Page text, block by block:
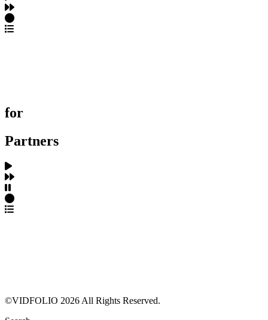
for
Partners
©VIDFOLIO 2026 All Rights Reserved.